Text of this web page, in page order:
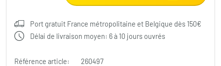
Port gratuit France métropolitaine et Belgique dès 150€
Délai de livraison moyen: 6 à 10 jours ouvrés
Référence article:
260497